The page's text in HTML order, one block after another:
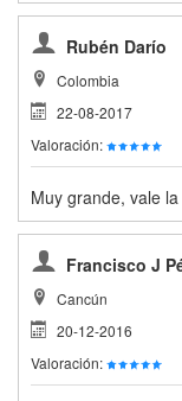
Rubén Darío
Colombia
22-08-2017
Valoración:
Muy grande, vale
Francisco J
Cancún
20-12-2016
Valoración: